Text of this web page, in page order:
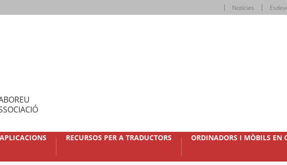
Notícies
APLICACIONS RECURSOS PER A TRADUCTORS ORDINADORS I MÒBILS EN